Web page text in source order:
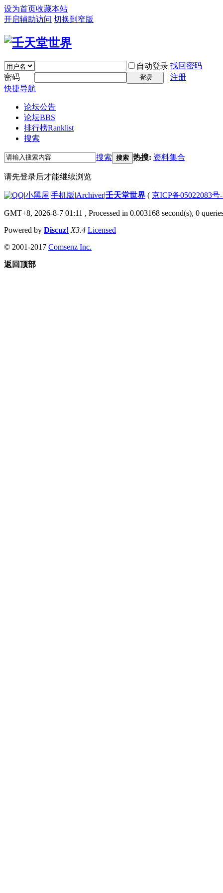
设为首页收藏本站
开启辅助访问 切换到窄版
自动登录 找回密码
密码
登录
注册
快捷导航
论坛公告
论坛BBS
排行榜Ranklist
搜索
搜索 搜索 热搜: 资料集合
请先登录后才能继续浏览
|小黑屋|手机版|Archiver|壬天堂世界 ( 京ICP备05022083号
GMT+8, 2026-8-7 01:11 , Processed in 0.003168 second(s), 0
Powered by Discuz! X3.4 Licensed
© 2001-2017 Comsenz Inc.
返回顶部